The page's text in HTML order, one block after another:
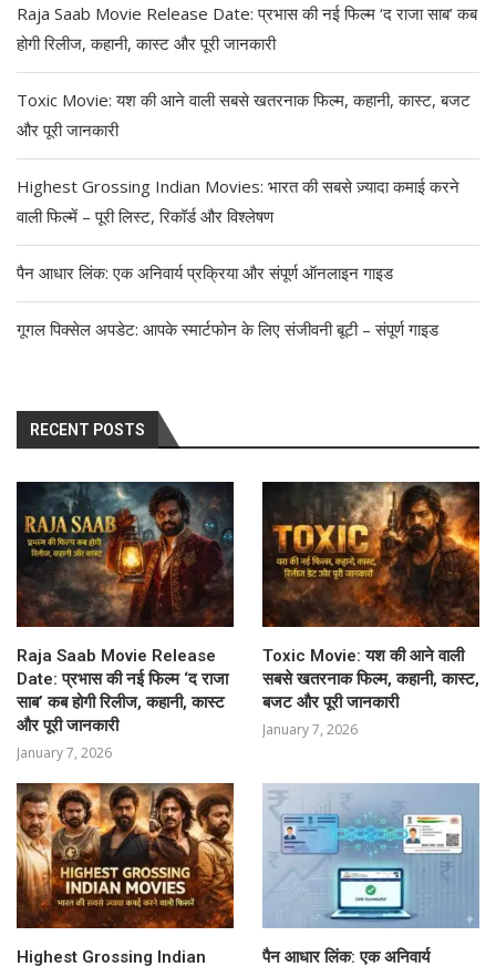
Raja Saab Movie Release Date: प्रभास की नई फिल्म ‘द राजा साब’ कब
होगी रिलीज, कहानी, कास्ट और पूरी जानकारी
Toxic Movie: यश की आने वाली सबसे खतरनाक फिल्म, कहानी, कास्ट, बजट
और पूरी जानकारी
Highest Grossing Indian Movies: भारत की सबसे ज़्यादा कमाई करने
वाली फिल्में – पूरी लिस्ट, रिकॉर्ड और विश्लेषण
पैन आधार लिंक: एक अनिवार्य प्रक्रिया और संपूर्ण ऑनलाइन गाइड
गूगल पिक्सेल अपडेट: आपके स्मार्टफोन के लिए संजीवनी बूटी – संपूर्ण गाइड
RECENT POSTS
Raja Saab Movie Release
Date: प्रभास की नई फिल्म ‘द राजा
साब’ कब होगी रिलीज, कहानी, कास्ट
और पूरी जानकारी
January 7, 2026
Toxic Movie: यश की आने वाली
सबसे खतरनाक फिल्म, कहानी, कास्ट,
बजट और पूरी जानकारी
January 7, 2026
Highest Grossing Indian पैन आधार लिंक: एक अनिवार्य